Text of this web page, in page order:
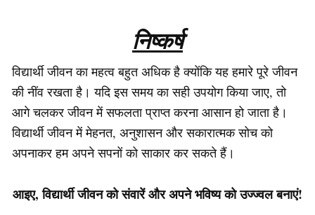
निष्कर्ष
विद्यार्थी जीवन का महत्व बहुत अधिक है क्योंकि यह हमारे पूरे जीवन
की नींव रखता है। यदि इस समय का सही उपयोग किया जाए, तो
आगे चलकर जीवन में सफलता प्राप्त करना आसान हो जाता है।
विद्यार्थी जीवन में मेहनत, अनुशासन और सकारात्मक सोच को
अपनाकर हम अपने सपनों को साकार कर सकते हैं।
आइए, विद्यार्थी जीवन को संवारें और अपने भविष्य को उज्ज्वल बनाएं!